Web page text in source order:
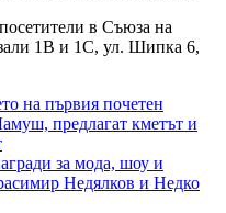
в Съюза на
1В и 1С, ул. Шипка 6,
на първия почетен
предлагат кметът и
за мода, шоу и
Недялков и Недко